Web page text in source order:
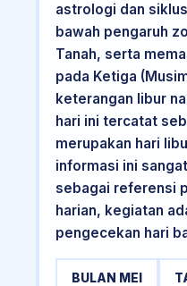
astrologi dan
bawah pengaruh
Tanah, serta
pada Ketiga
keterangan libur
hari ini tercatat
merupakan hari
informasi ini
sebagai referensi
harian, kegiatan
pengecekan hari
BULAN MEI